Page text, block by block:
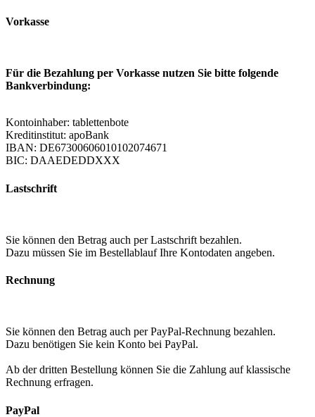
Vorkasse
Für die Bezahlung per Vorkasse nutzen Sie bitte folgende
Bankverbindung:
Kontoinhaber: tablettenbote
Kreditinstitut: apoBank
IBAN: DE67300606010102074671
BIC: DAAEDEDDXXX
Lastschrift
Sie können den Betrag auch per Lastschrift bezahlen.
Dazu müssen Sie im Bestellablauf Ihre Kontodaten angeben.
Rechnung
Sie können den Betrag auch per PayPal-Rechnung bezahlen.
Dazu benötigen Sie kein Konto bei PayPal.
Ab der dritten Bestellung können Sie die Zahlung auf klassische
Rechnung erfragen.
PayPal